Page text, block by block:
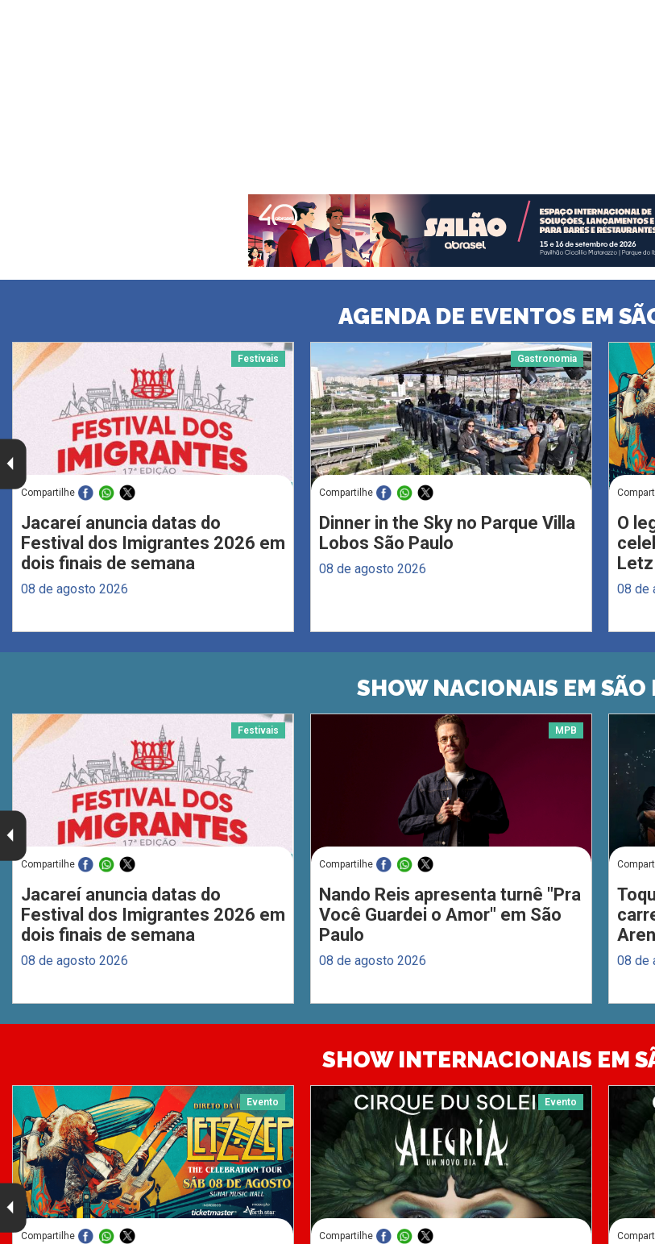
AGENDA DE EVENTOS EM
Festivais
Compartilhe
Jacareí anuncia datas do
Festival dos Imigrantes 2026 em
dois finais de semana
08 de agosto 2026
Gastronomia
Compartilhe
Dinner in the Sky no Parque Villa
Lobos São Paulo
08 de agosto 2026
O
Letz
08 de
SHOW NACIONAIS EM SÃO
Festivais
Compartilhe
Jacareí anuncia datas do
Festival dos Imigrantes 2026 em
dois finais de semana
08 de agosto 2026
MPB
Compartilhe
Nando Reis apresenta turnê "Pra
Você Guardei o Amor" em São
Paulo
08 de agosto 2026 08 de
SHOW INTERNACIONAIS EM
Evento
Compartilhe
Evento
Compartilhe